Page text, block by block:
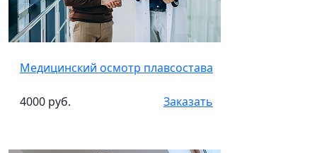
Медицинский осмотр плавсостава
4000 руб. Заказать